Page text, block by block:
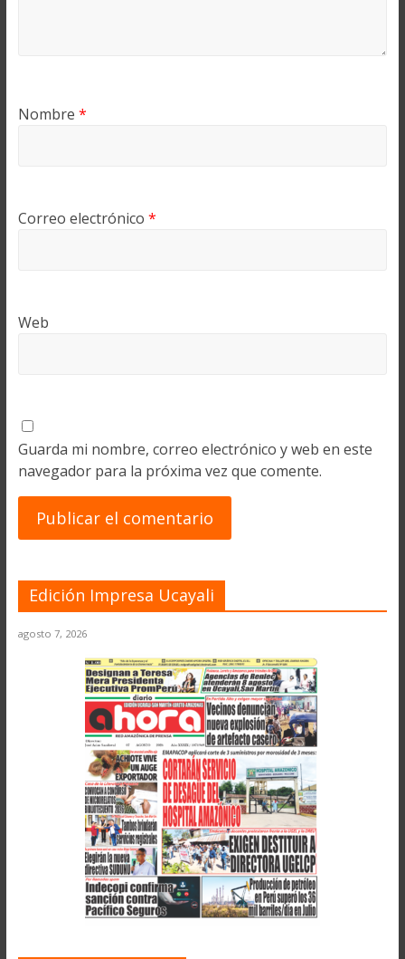
Nombre *
Correo electrónico *
Web
Guarda mi nombre, correo electrónico y web en este
navegador para la próxima vez que comente.
Edición Impresa Ucayali
agosto 7, 2026